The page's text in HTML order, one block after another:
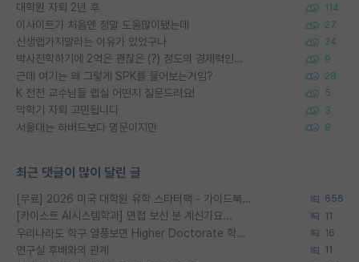
대학원 자퇴 2년 후 114
이사이트가 처음엔 정말 도움많이됐는데 27
신생랩가지말라는 이유가 있었구나 24
박사진학하기에 2억은 괜찮은 (?) 정도의 경제력인가요 9
근데 여기는 왜 그렇게 SPK를 물어보는거임? 28
K 전전 교수님들 랩실 어떤지 질문드려요! 5
막학기 자퇴 고민됩니다 3
서울대는 하버드보다 명문이지만 9
최근 댓글이 많이 달린 글
[무료] 2026 미국 대학원 유학 스타터팩 - 가이드북 & 합격자 컨택메일 템플릿 656
[카이스트 AI시스템학과] 면접 보신 분 계신가요... 11
우리나라도 학구 열풍보면 Higher Doctorate 학위가 필요하다고 봅니다. 16
연구실 후배와의 관계 11